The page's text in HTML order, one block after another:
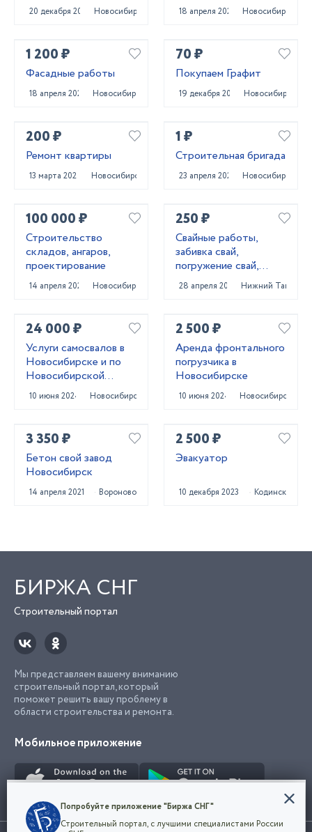
20 декабря 2023 Новосибирск 18 апреля 2023 Новосибирск
1 200 ₽
Фасадные работы
18 апреля 2023 Новосибирск
70 ₽
Покупаем Графит
19 декабря 2023 Новосибирск
200 ₽
Ремонт квартиры
13 марта 2024 Новосибирск
1 ₽
Строительная бригада
23 апреля 2024 Новосибирск
100 000 ₽
Строительство
складов, ангаров,
проектирование
14 апреля 2022 Новосибирск
250 ₽
Свайные работы,
забивка свай,
погружение свай,
сваебойные работы,
свайный фундамент
28 апреля 2022 Нижний Тагил
24 000 ₽
Услуги самосвалов в
Новосибирске и по
Новосибирской
области
10 июня 2024 Новосибирск
2 500 ₽
Аренда фронтального
погрузчика в
Новосибирске
10 июня 2024 Новосибирск
3 350 ₽
Бетон свой завод
Новосибирск
14 апреля 2021 Вороново
2 500 ₽
Эвакуатор
10 декабря 2023 Кодинск
БИРЖА СНГ
Строительный портал
Мы представляем вашему вниманию
строительный портал, который
поможет решить вашу проблему в
области строительства и ремонта.
Мобильное приложение
Конфиденциальность
Мы используем файлы cookie, чтобы сделать
Попробуйте приложение "Биржа СНГ"
Строительный портал, с лучшими специалистами России